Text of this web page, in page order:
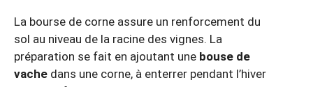
La bourse de corne assure un renforcement du
sol au niveau de la racine des vignes. La
préparation se fait en ajoutant une bouse de
vache dans une corne, à enterrer pendant l’hiver